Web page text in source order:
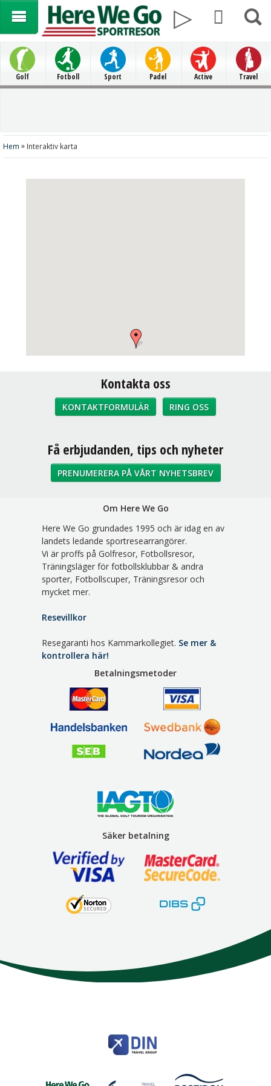
Golf Fotboll Sport Padel Active Travel
Hem » Interaktiv karta
Kontakta oss
KONTAKTFORMULÄR RING OSS
Sociala medier
Få erbjudanden, tips och nyheter
PRENUMERERA PÅ VÅRT NYHETSBREV
Om Here We Go
Here We Go grundades 1995 och är idag en av
landets ledande sportresearrangörer.
Vi är proffs på Golfresor, Fotbollsresor,
Träningsläger för fotbollsklubbar & andra
sporter, Fotbollscuper, Träningsresor och
mycket mer.
Resevillkor
Resegaranti hos Kammarkollegiet. Se mer &
kontrollera här!
Betalningsmetoder
Säker betalning
235 39
Telefon040 45 63 50
| ©2026